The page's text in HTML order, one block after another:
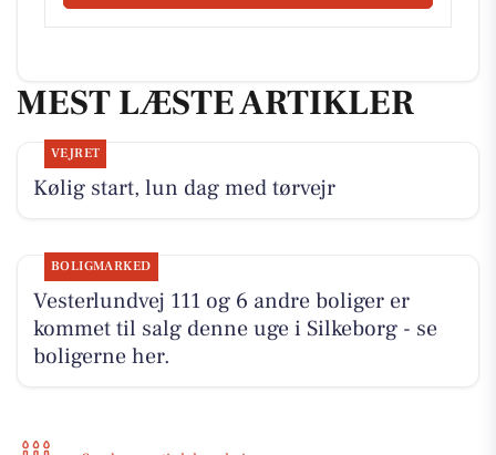
MEST LÆSTE ARTIKLER
VEJRET
Kølig start, lun dag med tørvejr
BOLIGMARKED
Vesterlundvej 111 og 6 andre boliger er
kommet til salg denne uge i Silkeborg - se
boligerne her.